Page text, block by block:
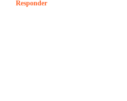
Responder